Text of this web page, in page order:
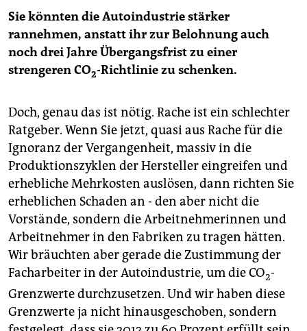
Sie könnten die Autoindustrie stärker
rannehmen, anstatt ihr zur Belohnung auch
noch drei Jahre Übergangsfrist zu einer
strengeren CO2-Richtlinie zu schenken.
Doch, genau das ist nötig. Rache ist ein schlechter
Ratgeber. Wenn Sie jetzt, quasi aus Rache für die
Ignoranz der Vergangenheit, massiv in die
Produktionszyklen der Hersteller eingreifen und
erhebliche Mehrkosten auslösen, dann richten Sie
erheblichen Schaden an - den aber nicht die
Vorstände, sondern die Arbeitnehmerinnen und
Arbeitnehmer in den Fabriken zu tragen hätten.
Wir bräuchten aber gerade die Zustimmung der
Facharbeiter in der Autoindustrie, um die CO2-
Grenzwerte durchzusetzen. Und wir haben diese
Grenzwerte ja nicht hinausgeschoben, sondern